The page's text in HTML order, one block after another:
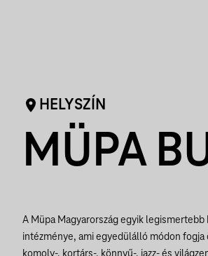
HELYSZÍN
MÜPA
A Müpa Magyarország egyik
intézménye, ami egyedülálló módon